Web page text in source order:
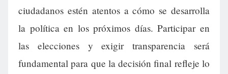
ciudadanos estén atentos a cómo se desarrolla
la política en los próximos días. Participar en
las elecciones y exigir transparencia será
fundamental para que la decisión final refleje lo